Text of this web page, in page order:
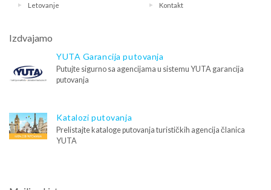
Letovanje Kontakt
Izdvajamo
YUTA Garancija putovanja
Putujte sigurno sa agencijama u sistemu YUTA garancija
putovanja
Katalozi putovanja
Prelistajte kataloge putovanja turističkih agencija članica
YUTA